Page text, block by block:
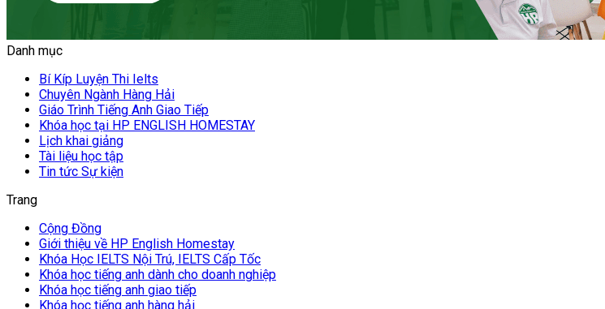
Danh mục
Bí Kíp Luyện Thi Ielts
Chuyên Ngành Hàng Hải
Giáo Trình Tiếng Anh Giao Tiếp
Khóa học tại HP ENGLISH HOMESTAY
Lịch khai giảng
Tài liệu học tập
Tin tức Sự kiện
Trang
Cộng Đồng
Giới thiệu về HP English Homestay
Khóa Học IELTS Nội Trú, IELTS Cấp Tốc
Khóa học tiếng anh dành cho doanh nghiệp
Khóa học tiếng anh giao tiếp
Khóa học tiếng anh hàng hải